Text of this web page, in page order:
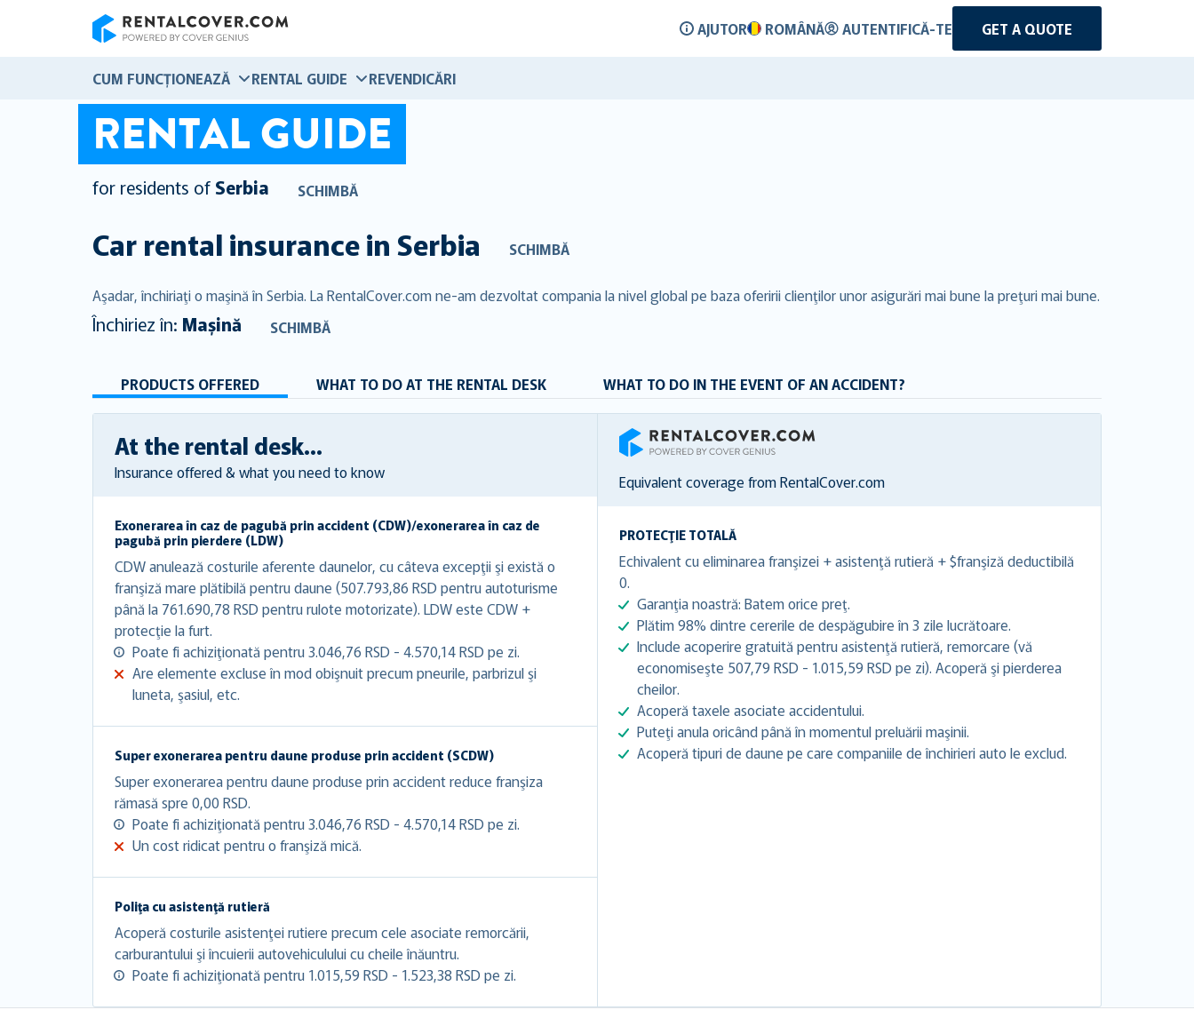
AJUTOR ROMÂNĂ AUTENTIFICĂ-TE GET A QUOTE
CUM FUNCȚIONEAZĂ RENTAL GUIDE REVENDICĂRI
RENTAL GUIDE
for residents of Serbia SCHIMBĂ
Car rental insurance inSerbia SCHIMBĂ
Aşadar, închiriaţi o maşină în Serbia. La RentalCover.com ne-am dezvoltat compania la nivel global pe baza oferirii clienţilor unor asigurări mai bune la preţuri mai bune.
Închiriez în: Mașină SCHIMBĂ
PRODUCTS OFFERED WHAT TO DO AT THE RENTAL DESK WHAT TO DO IN THE EVENT OF AN ACCIDENT?
At the rental desk...
Insurance offered & what you need to know
Exonerarea în caz de pagubă prin accident (CDW)/exonerarea în caz de
pagubă prin pierdere (LDW)
CDW anulează costurile aferente daunelor, cu câteva excepţii şi există o
franşiză mare plătibilă pentru daune (507.793,86 RSD pentru autoturisme
până la 761.690,78 RSD pentru rulote motorizate). LDW este CDW +
protecţie la furt.
Poate fi achiziţionată pentru 3.046,76 RSD - 4.570,14 RSD pe zi.
Are elemente excluse în mod obişnuit precum pneurile, parbrizul şi
luneta, şasiul, etc.
Super exonerarea pentru daune produse prin accident (SCDW)
Super exonerarea pentru daune produse prin accident reduce franşiza
rămasă spre 0,00 RSD.
Poate fi achiziţionată pentru 3.046,76 RSD - 4.570,14 RSD pe zi.
Un cost ridicat pentru o franşiză mică.
Poliţa cu asistenţă rutieră
Acoperă costurile asistenţei rutiere precum cele asociate remorcării,
carburantului şi încuierii autovehiculului cu cheile înăuntru.
Poate fi achiziţionată pentru 1.015,59 RSD - 1.523,38 RSD pe zi.
RentalCover
Equivalent coverage from RentalCover.com
PROTECŢIE TOTALĂ
Echivalent cu eliminarea franşizei + asistenţă rutieră + $franşiză deductibilă
0.
Garanţia noastră: Batem orice preţ.
Plătim 98% dintre cererile de despăgubire în 3 zile lucrătoare.
Include acoperire gratuită pentru asistenţă rutieră, remorcare (vă
economiseşte 507,79 RSD - 1.015,59 RSD pe zi). Acoperă şi pierderea
cheilor.
Acoperă taxele asociate accidentului.
Puteţi anula oricând până în momentul preluării maşinii.
Acoperă tipuri de daune pe care companiile de închirieri auto le exclud.